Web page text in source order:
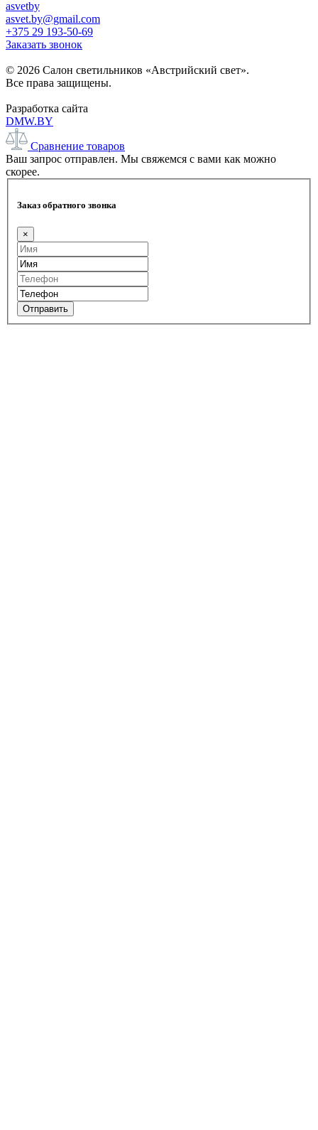
asvetby
asvet.by@gmail.com
+375 29 193-50-69
Заказать звонок
© 2026 Салон светильников «Австрийский свет».
Все права защищены.
Разработка сайта
DMW.BY
Сравнение товаров
Ваш запрос отправлен. Мы свяжемся с вами как можно
скорее.
Заказ обратного звонка
×
Отправить